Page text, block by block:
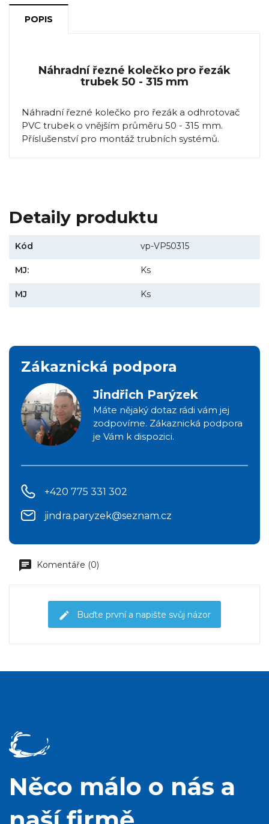
POPIS
Náhradní řezné kolečko pro řezák
trubek 50 - 315 mm
Náhradní řezné kolečko pro řezák a odhrotovač
PVC trubek o vnějším průměru 50 - 315 mm.
Příslušenství pro montáž trubních systémů.
Detaily produktu
Kód vp-VP50315
MJ: Ks
MJ Ks
Zákaznická podpora
Jindřich Parýzek
Máte nějaký dotaz rádi vám jej
zodpovíme. Zákaznická podpora
je Vám k dispozici.
+420 775 331 302
jindra.paryzek@seznam.cz
Komentáře (0)
Buďte první a napište svůj názor
Něco málo o nás a